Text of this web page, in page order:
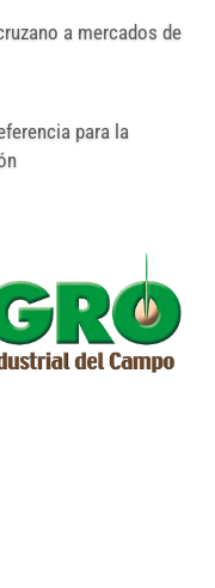
a mercados de
para la